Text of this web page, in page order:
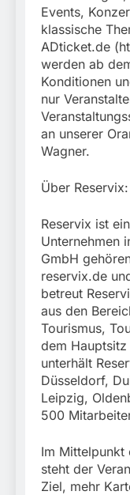
Events,
klassische
ADticket.de
werden ab
Konditionen
nur
an unserer
Wagner.
Über Reservix:
Reservix ist
Unternehmen
GmbH
reservix.de
betreut
aus den
Tourismus,
dem
unterhält
Düsseldorf,
Leipzig,
500
Im Mittelpunkt
steht der
Ziel, mehr